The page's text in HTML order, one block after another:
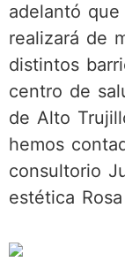
adelantó
realizará de
distintos
centro de
de Alto
hemos
consultorio
estética